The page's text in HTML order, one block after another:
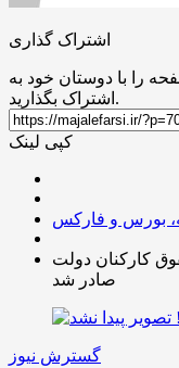
اشتراک گذاری
را با دوستان خود به
اشتراک بگذارید.
کپی لینک
بورس و فارکس
کارکنان دولت
صادر شد
گسترش نیوز